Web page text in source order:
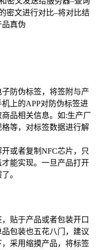
密文进行对比–将对比结
真伪
防伪标签，将签附与产
上的APP对防伪标签进
品相关信息。如:生产厂
等，对标签数据进行解
或者复制NFC芯片，只
能实现。一旦产品打开
。
贴于产品或者包装开口
包装也五花八门，建议
采用缩摸产品，将标签